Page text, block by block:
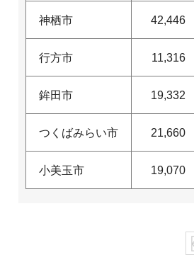
神栖市 42,446
行方市 11,316
鉾田市 19,332
つくばみらい市 21,660
小美玉市 19,070